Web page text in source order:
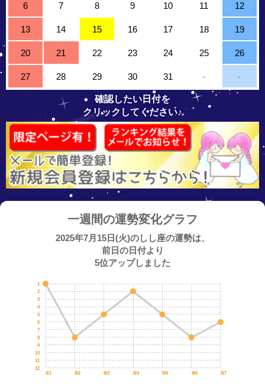
6 7 8 9 10 11 12
13 14 15 16 17 18 19
20 21 22 23 24 25 26
27 28 29 30 31 - -
確認したい日付を
クリックしてください♪
一週間の運勢変化グラフ
2025年7月15日(火)のしし座の運勢は、
前日の日付より
5位アップしました
8/1 8/2 8/3 8/4 8/5 8/6 8/7
12
11
10
9
8
7
6
5
4
3
2
1